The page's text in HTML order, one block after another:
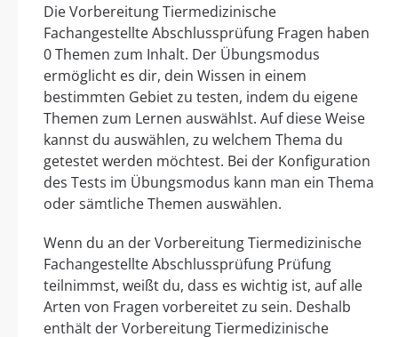
Die Vorbereitung Tiermedizinische
Fachangestellte Abschlussprüfung Fragen haben
0 Themen zum Inhalt. Der Übungsmodus
ermöglicht es dir, dein Wissen in einem
bestimmten Gebiet zu testen, indem du eigene
Themen zum Lernen auswählst. Auf diese Weise
kannst du auswählen, zu welchem Thema du
getestet werden möchtest. Bei der Konfiguration
des Tests im Übungsmodus kann man ein Thema
oder sämtliche Themen auswählen.
Wenn du an der Vorbereitung Tiermedizinische
Fachangestellte Abschlussprüfung Prüfung
teilnimmst, weißt du, dass es wichtig ist, auf alle
Arten von Fragen vorbereitet zu sein. Deshalb
enthält der Vorbereitung Tiermedizinische